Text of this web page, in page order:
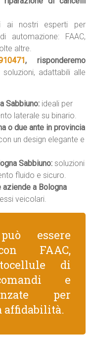
ai nostri esperti per
automazione: FAAC,
altre.
, risponderemo
adattabili alle
Sabbiuno: ideali per
laterale su binario.
o due ante in provincia
un design elegante e
Sabbiuno: soluzioni
fluido e sicuro.
aziende a Bologna
veicolari.
essere
FAAC,
di
e
per
affidabilità.